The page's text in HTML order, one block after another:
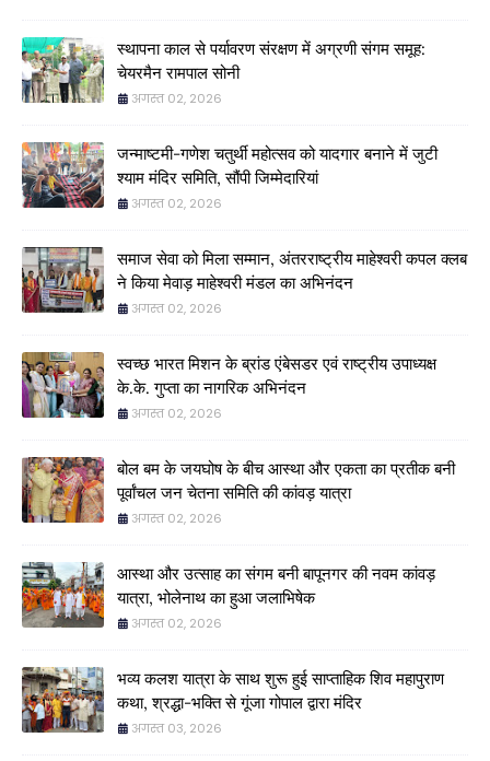
स्थापना काल से पर्यावरण संरक्षण में अग्रणी संगम समूह:
चेयरमैन रामपाल सोनी
अगस्त 02, 2026
जन्माष्टमी-गणेश चतुर्थी महोत्सव को यादगार बनाने में जुटी
श्याम मंदिर समिति, सौंपी जिम्मेदारियां
अगस्त 02, 2026
समाज सेवा को मिला सम्मान, अंतरराष्ट्रीय माहेश्वरी कपल क्लब
ने किया मेवाड़ माहेश्वरी मंडल का अभिनंदन
अगस्त 02, 2026
स्वच्छ भारत मिशन के ब्रांड एंबेसडर एवं राष्ट्रीय उपाध्यक्ष
के.के. गुप्ता का नागरिक अभिनंदन
अगस्त 02, 2026
बोल बम के जयघोष के बीच आस्था और एकता का प्रतीक बनी
पूर्वांचल जन चेतना समिति की कांवड़ यात्रा
अगस्त 02, 2026
आस्था और उत्साह का संगम बनी बापूनगर की नवम कांवड़
यात्रा, भोलेनाथ का हुआ जलाभिषेक
अगस्त 02, 2026
भव्य कलश यात्रा के साथ शुरू हुई साप्ताहिक शिव महापुराण
कथा, श्रद्धा-भक्ति से गूंजा गोपाल द्वारा मंदिर
अगस्त 03, 2026